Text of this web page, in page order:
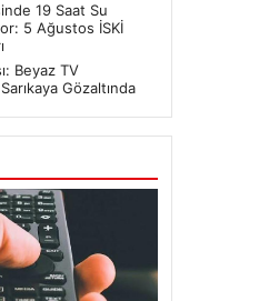
19 Saat Su
5 Ağustos İSKİ
Beyaz TV
Gözaltında